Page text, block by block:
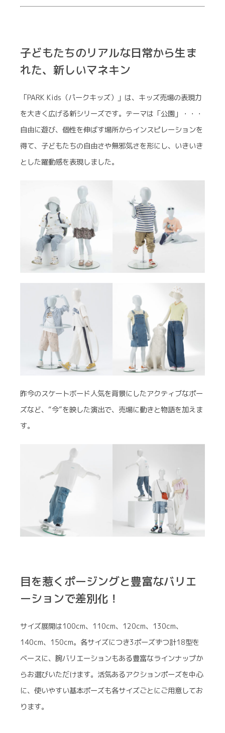
子どもたちのリアルな日常から生ま
れた、新しいマネキン
「PARK Kids（パークキッズ）」は、キッズ売場の表現力
を大きく広げる新シリーズです。テーマは「公園」・・・
自由に遊び、個性を伸ばす場所からインスピレーションを
得て、子どもたちの自由さや無邪気さを形にし、いきいき
とした躍動感を表現しました。
昨今のスケートボード人気を背景にしたアクティブなポー
ズなど、“今”を映した演出で、売場に動きと物語を加えま
す。
目を惹くポージングと豊富なバリエ
ーションで差別化！
サイズ展開は100cm、110cm、120cm、130cm、
140cm、150cm。各サイズにつき3ポーズずつ計18型を
ベースに、腕バリエーションもある豊富なラインナップか
らお選びいただけます。活気あるアクションポーズを中心
に、使いやすい基本ポーズも各サイズごとにご用意してお
ります。